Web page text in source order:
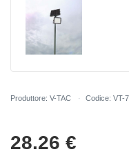
Produttore: V-TAC Codice: VT-
28.26 €